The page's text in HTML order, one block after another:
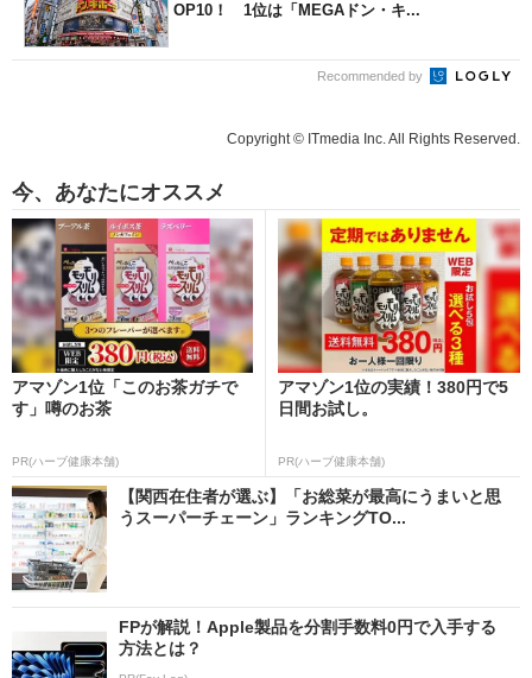
OP10！ 1位は「MEGAドン・キ...
Recommended by
Copyright © ITmedia Inc. All Rights Reserved.
今、あなたにオススメ
アマゾン1位「このお茶ガチで
す」噂のお茶
PR(ハーブ健康本舗)
アマゾン1位の実績！380円で5
日間お試し。
PR(ハーブ健康本舗)
【関西在住者が選ぶ】「お総菜が最高にうまいと思
うスーパーチェーン」ランキングTO...
FPが解説！Apple製品を分割手数料0円で入手する
方法とは？